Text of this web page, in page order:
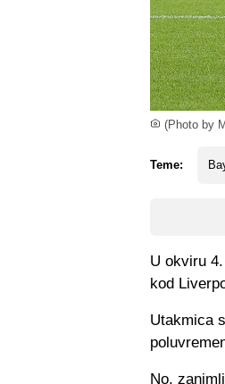
(Photo by
Teme:
U okviru
kod
Utakmica
No,